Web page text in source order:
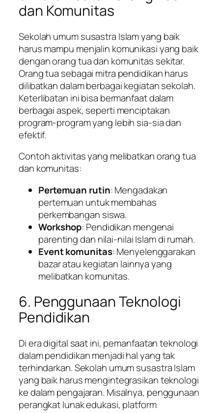
dan Komunitas
Sekolah umum susastra Islam yang baik
harus mampu menjalin komunikasi yang baik
dengan orang tua dan komunitas sekitar.
Orang tua sebagai mitra pendidikan harus
dilibatkan dalam berbagai kegiatan sekolah.
Keterlibatan ini bisa bermanfaat dalam
berbagai aspek, seperti menciptakan
program-program yang lebih sia-sia dan
efektif.
Contoh aktivitas yang melibatkan orang tua
dan komunitas:
Pertemuan rutin: Mengadakan
pertemuan untuk membahas
perkembangan siswa.
Workshop: Pendidikan mengenai
parenting dan nilai-nilai Islam di rumah.
Event komunitas: Menyelenggarakan
bazar atau kegiatan lainnya yang
melibatkan komunitas.
6. Penggunaan Teknologi
Pendidikan
Di era digital saat ini, pemanfaatan teknologi
dalam pendidikan menjadi hal yang tak
terhindarkan. Sekolah umum susastra Islam
yang baik harus mengintegrasikan teknologi
ke dalam pengajaran. Misalnya, penggunaan
perangkat lunak edukasi, platform